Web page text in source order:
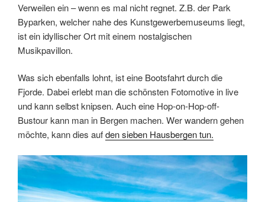
Verweilen ein – wenn es mal nicht regnet. Z.B. der Park
Byparken, welcher nahe des Kunstgewerbemuseums liegt,
ist ein idyllischer Ort mit einem nostalgischen
Musikpavillon.
Was sich ebenfalls lohnt, ist eine Bootsfahrt durch die
Fjorde. Dabei erlebt man die schönsten Fotomotive in live
und kann selbst knipsen. Auch eine Hop-on-Hop-off-
Bustour kann man in Bergen machen. Wer wandern gehen
möchte, kann dies aufden sieben Hausbergen tun.